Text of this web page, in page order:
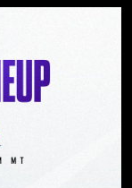
Freeman
Ezequiel
２ＨＲ 4.
/ .760 １１